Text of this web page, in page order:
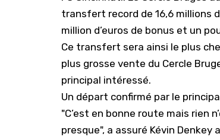
transfert record de 16,6 millions
million d’euros de bonus et un
Ce transfert sera ainsi le plus
plus grosse vente du Cercle
principal intéressé.
Un départ confirmé par le
"C’est en bonne route mais rien
presque", a assuré Kévin